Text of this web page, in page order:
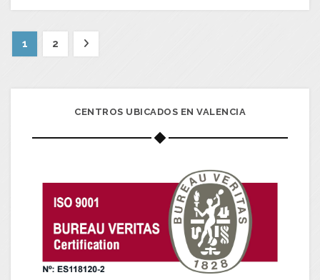
1 2
CENTROS UBICADOS EN VALENCIA